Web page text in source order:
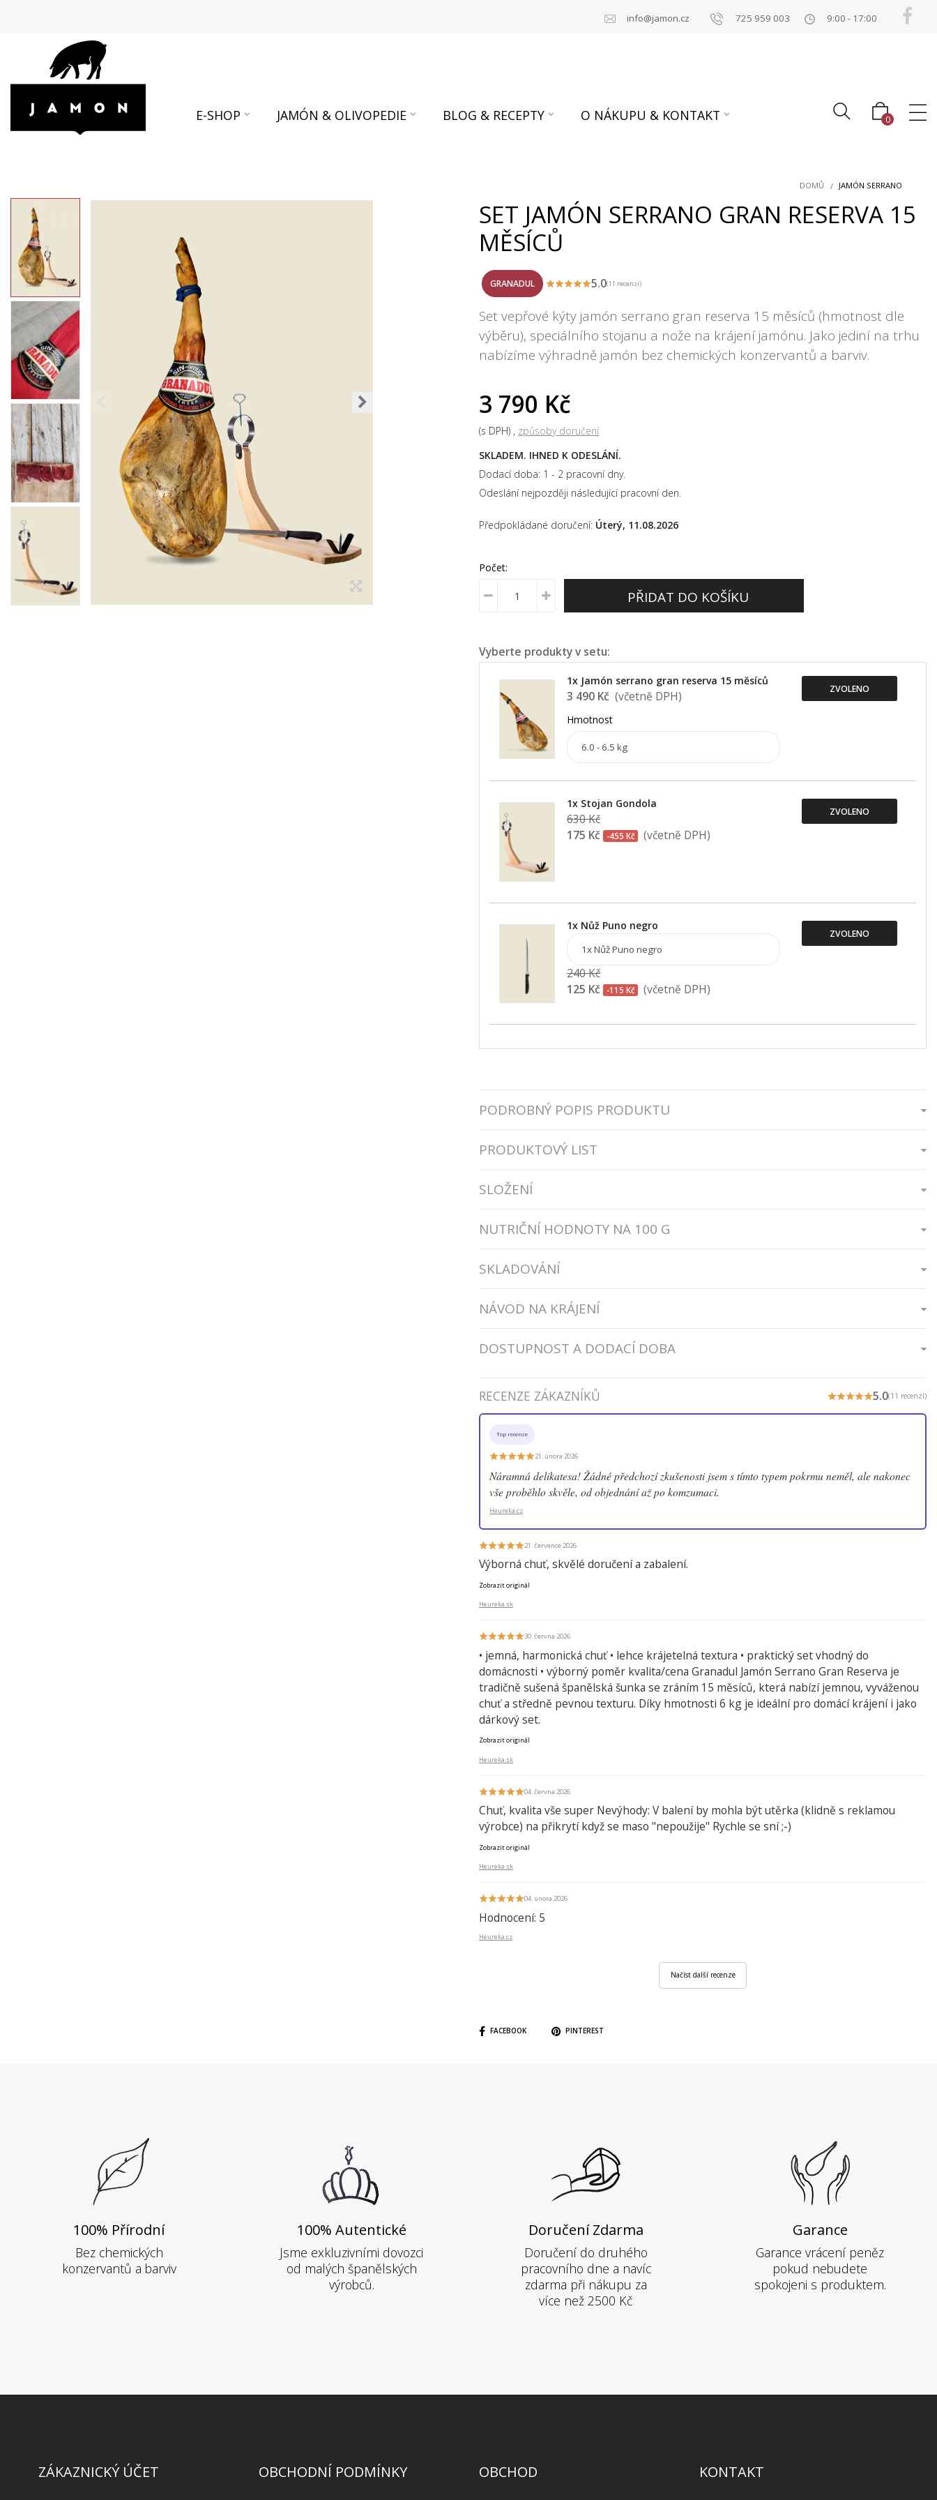
9:00 - 17:00
725 959 003
info@jamon.cz
E-SHOP JAMÓN & OLIVOPEDIE BLOG & RECEPTY O NÁKUPU & KONTAKT 0
DOMŮ JAMÓN SERRANO
SET JAMÓN SERRANO GRAN RESERVA 15
MĚSÍCŮ
GRANADUL 5.0(11 recenzí)
Set vepřové kýty jamón serrano gran reserva 15 měsíců (hmotnost dle
výběru), speciálního stojanu a nože na krájení jamónu. Jako jediní na trhu
nabízíme výhradně jamón bez chemických konzervantů a barviv.
3 790 Kč
(s DPH)
způsoby doručení
SKLADEM. IHNED K ODESLÁNÍ.
Dodací doba: 1 - 2 pracovní dny.
Odeslání nejpozději následující pracovní den.
Předpokládané doručení: Úterý, 11.08.2026
Počet:
PŘIDAT DO KOŠÍKU
Vyberte produkty v setu:
1x Jamón serrano gran reserva 15 měsíců
3 490 Kč (včetně DPH)
Hmotnost
ZVOLENO
1x Stojan Gondola
630 Kč
175 Kč -455 Kč (včetně DPH)
ZVOLENO
1x Nůž Puno negro
240 Kč
125 Kč -115 Kč (včetně DPH)
ZVOLENO
PODROBNÝ POPIS PRODUKTU
PRODUKTOVÝ LIST
SLOŽENÍ
NUTRIČNÍ HODNOTY NA 100 G
SKLADOVÁNÍ
NÁVOD NA KRÁJENÍ
DOSTUPNOST A DODACÍ DOBA
RECENZE ZÁKAZNÍKŮ 5.0(11 recenzí)
Top recenze
21. února 2026
Náramná delikatesa! Žádné předchozí zkušenosti jsem s tímto typem pokrmu neměl, ale nakonec
vše proběhlo skvěle, od objednání až po komzumaci.
Heureka.cz
21. července 2026
Výborná chuť, skvělé doručení a zabalení.
Zobrazit originál
Heureka.sk
30. června 2026
• jemná, harmonická chuť • lehce krájetelná textura • praktický set vhodný do
domácnosti • výborný poměr kvalita/cena Granadul Jamón Serrano Gran Reserva je
tradičně sušená španělská šunka se zráním 15 měsíců, která nabízí jemnou, vyváženou
chuť a středně pevnou texturu. Díky hmotnosti 6 kg je ideální pro domácí krájení i jako
dárkový set.
Zobrazit originál
Heureka.sk
04. června 2026
Chuť, kvalita vše super Nevýhody: V balení by mohla být utěrka (klidně s reklamou
výrobce) na přikrytí když se maso "nepoužije" Rychle se sní ;-)
Zobrazit originál
Heureka.sk
04. února 2026
Hodnocení: 5
Heureka.cz
Načíst další recenze
FACEBOOK PINTEREST
100% Přírodní
Bez chemických
konzervantů a barviv
100% Autentické
Jsme exkluzivními dovozci
od malých španělských
výrobců.
Doručení Zdarma
Doručení do druhého
pracovního dne a navíc
zdarma při nákupu za
více než 2500 Kč
Garance
Garance vrácení peněz
pokud nebudete
spokojeni s produktem.
ZÁKAZNICKÝ ÚČET OBCHODNÍ PODMÍNKY OBCHOD KONTAKT